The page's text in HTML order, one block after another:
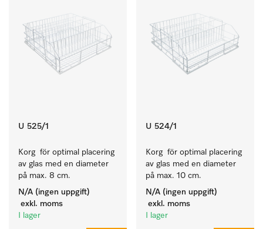
U 525/1
Korg  för optimal placering
av glas med en diameter
på max. 8 cm.
N/A (ingen uppgift)
exkl. moms
I lager
U 524/1
Korg  för optimal placering
av glas med en diameter
på max. 10 cm.
N/A (ingen uppgift)
exkl. moms
I lager